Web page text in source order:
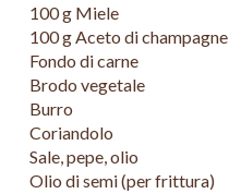
100 g Miele
100 g Aceto di champagne
Fondo di carne
Brodo vegetale
Burro
Coriandolo
Sale, pepe, olio
Olio di semi (per frittura)